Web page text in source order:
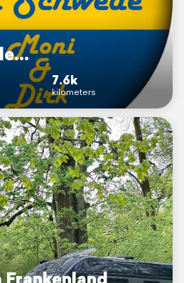
7.6k
kilometers